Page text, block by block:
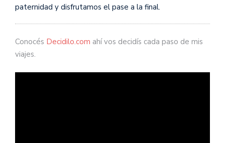
paternidad y disfrutamos el pase a la final.
Conocés Decidilo.com ahí vos decidís cada paso de mis
viajes.